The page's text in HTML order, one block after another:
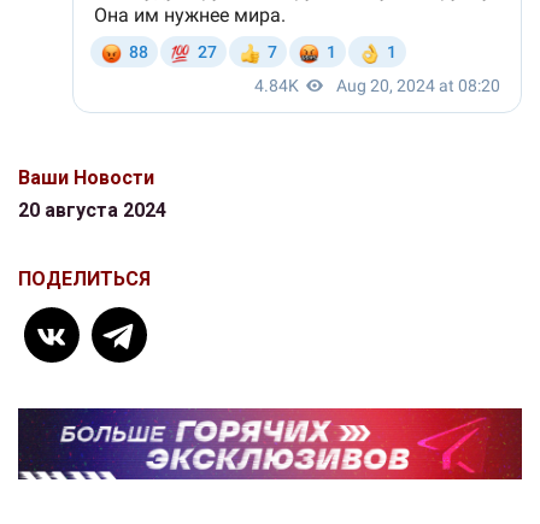
Ваши Новости
20 августа 2024
ПОДЕЛИТЬСЯ